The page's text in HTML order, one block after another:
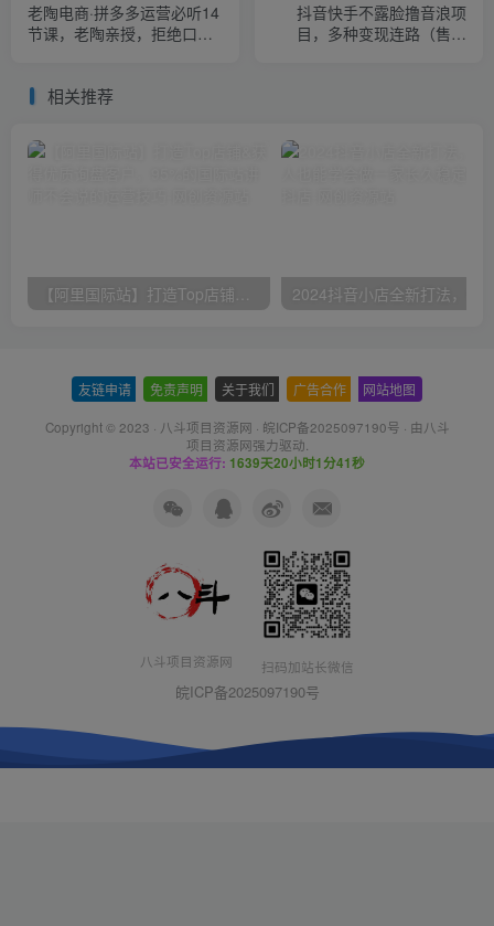
老陶电商·拼多多运营必听14
节课，老陶亲授，拒绝口
抖音快手不露脸撸音浪项
目，多种变现连路（售价
相关推荐
【阿里国际站】打造Top店铺&获得优质询盘客户，​95%的国际站讲师不会说的运营技巧
友链申请 免责声明 关于我们 广告合作 网站地图
Copyright © 2023 · 八斗项目资源网 · 皖ICP备2025097190号 · 由八斗
项目资源网强力驱动.
本站已安全运行: 1639天20小时1分42秒
八斗项目资源网 扫码加站长微信
皖ICP备2025097190号